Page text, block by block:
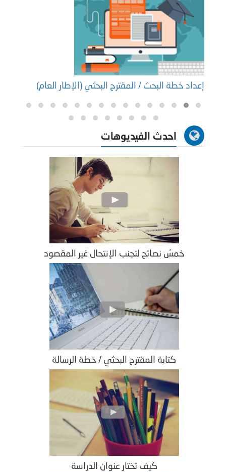
إعداد خطة البحث / المقترح البحثي (الإطار العام)
احدث الفيديوهات
خمسُ نصائح لتجنب الإنتحال غير المقصود
كتابة المقترح البحثي / خطة الرسالة
كيف تختار عنوان الدراسة